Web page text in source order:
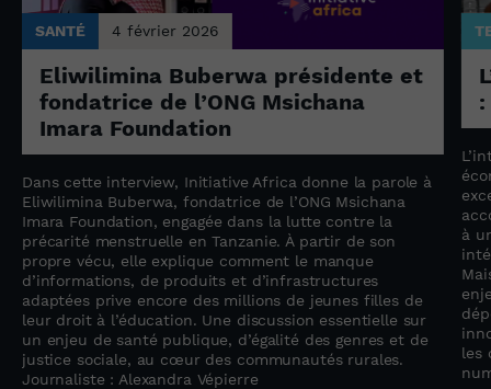
SANTÉ 4 février 2026
Eliwilimina Buberwa présidente et
fondatrice de l’ONG Msichana
Imara Foundation
Dans cette interview, Initiative Africa donne la parole à
Eliwilimina Buberwa, fondatrice de l’ONG Msichana
Imara Foundation, engagée dans la lutte contre la
précarité menstruelle en Tanzanie. À partir de son
propre vécu, elle explique comment le manque
d’informations, de produits et d’infrastructures
adaptées prive encore des millions de jeunes filles de
leur droit à l’éducation. Une discussion essentielle sur
un enjeu de santé publique, d’égalité des genres et de
justice sociale, au cœur des communautés rurales.
Journaliste : Alexandra Vépierre
à
les